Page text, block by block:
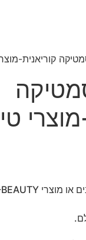
קוריאנית-